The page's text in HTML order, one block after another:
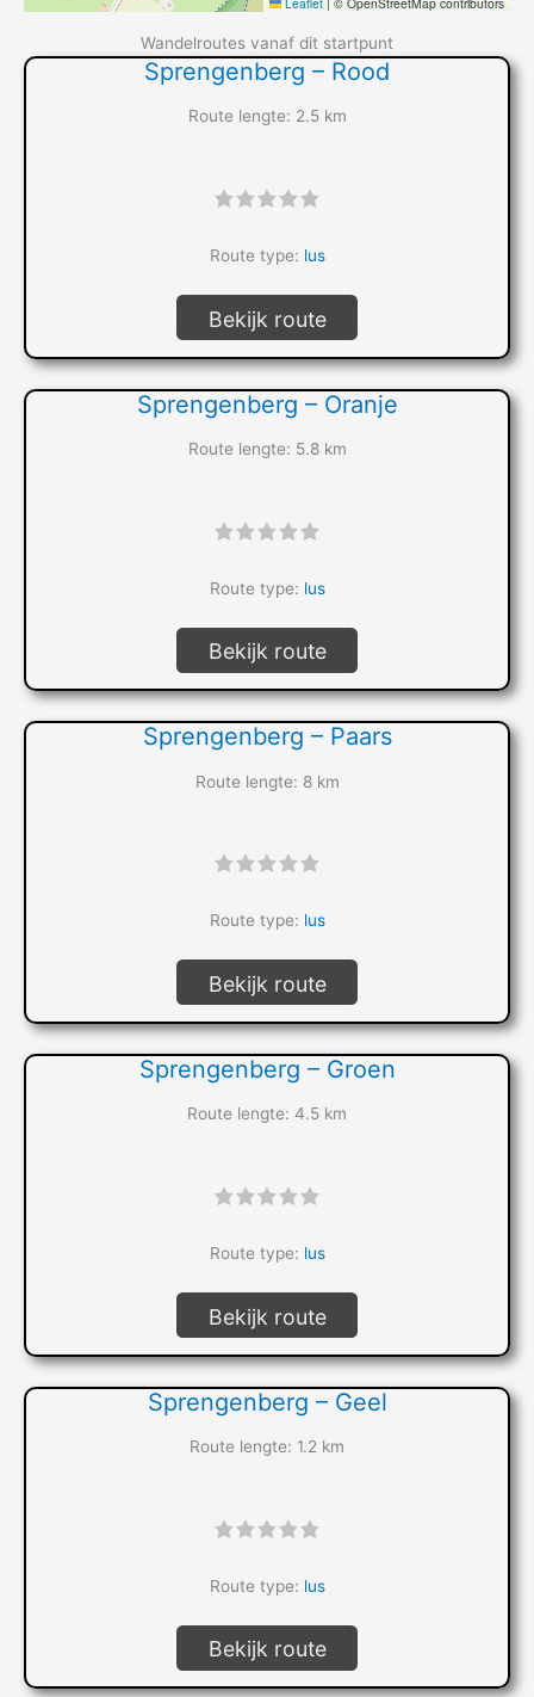
Wandelroutes vanaf dit startpunt
Sprengenberg – Rood
Route lengte: 2.5 km
Route type: lus
Bekijk route
Sprengenberg – Oranje
Route lengte: 5.8 km
Route type: lus
Bekijk route
Sprengenberg – Paars
Route lengte: 8 km
Route type: lus
Bekijk route
Sprengenberg – Groen
Route lengte: 4.5 km
Route type: lus
Bekijk route
Sprengenberg – Geel
Route lengte: 1.2 km
Route type: lus
Bekijk route